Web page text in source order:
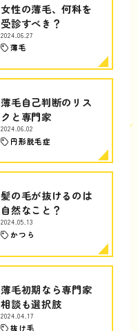
女性の薄毛、何科を
受診すべき？
2024.06.27
薄毛
薄毛自己判断のリス
クと専門家
2024.06.02
円形脱毛症
髪の毛が抜けるのは
自然なこと？
2024.05.13
かつら
薄毛初期なら専門家
相談も選択肢
2024.04.17
抜け毛